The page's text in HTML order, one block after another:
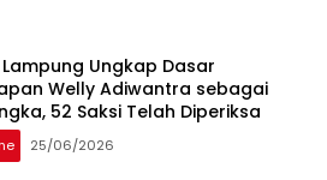
Ungkap Dasar
Welly Adiwantra sebagai
52 Saksi Telah Diperiksa
25/06/2026